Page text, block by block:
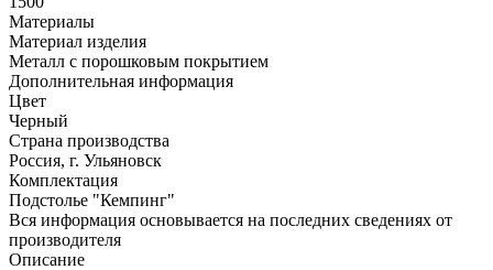
Материалы
Материал изделия
Металл с порошковым покрытием
Дополнительная информация
Цвет
Черный
Страна производства
Россия, г. Ульяновск
Комплектация
Подстолье "Кемпинг"
Вся информация основывается на последних сведениях от
производителя
Описание